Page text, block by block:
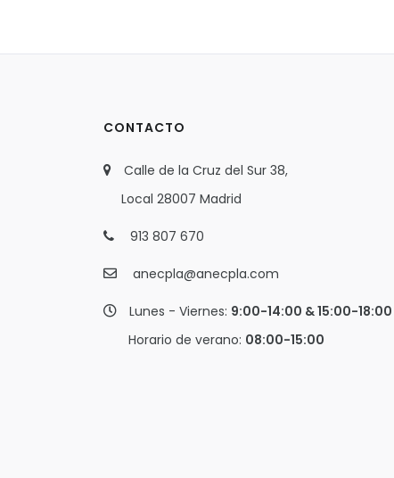
CONTACTO
Calle de la Cruz del Sur 38,
Local 28007 Madrid
913 807 670
anecpla@anecpla.com
Lunes - Viernes: 9:00-14:00 & 15:00-18:00
Horario de verano: 08:00-15:00